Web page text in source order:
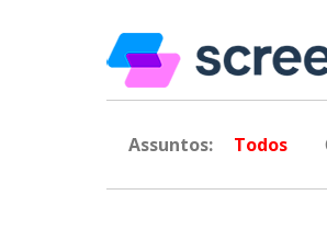
Assuntos: Todos